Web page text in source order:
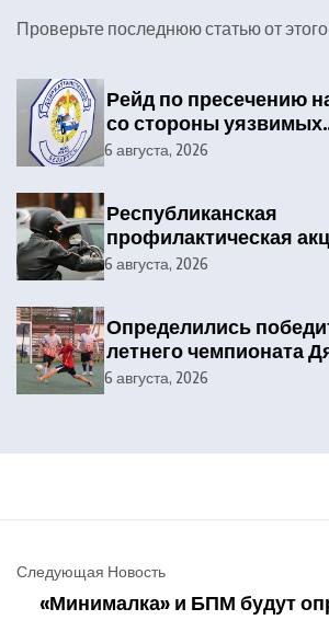
Проверьте последнюю статью от
Рейд по пресечению
со стороны уязвимых
участников дорожного
6 августа, 2026
Республиканская
профилактическая
«Мотоциклист»
6 августа, 2026
Определились
летнего чемпионата
мини-футболу
6 августа, 2026
Следующая Новость
«Минималка» и БПМ будут